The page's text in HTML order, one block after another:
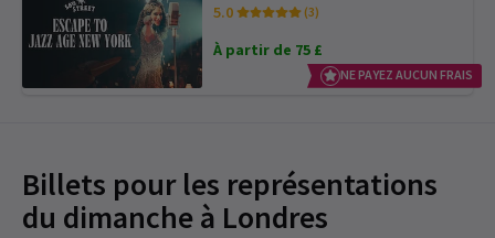
5.0 (3)
À partir de 75 £
NE PAYEZ AUCUN FRAIS
Billets pour les représentations
du dimanche à Londres